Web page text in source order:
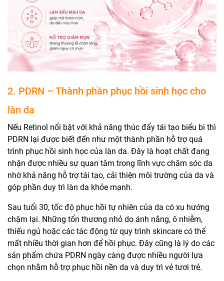
2. PDRN – Thành phần phục hồi sinh học cho
làn da
Nếu Retinol nổi bật với khả năng thúc đẩy tái tạo biểu bì thì
PDRN lại được biết đến như một thành phần hỗ trợ quá
trình phục hồi sinh học của làn da. Đây là hoạt chất đang
nhận được nhiều sự quan tâm trong lĩnh vực chăm sóc da
nhờ khả năng hỗ trợ tái tạo, cải thiện môi trường của da và
góp phần duy trì làn da khỏe mạnh.
Sau tuổi 30, tốc độ phục hồi tự nhiên của da có xu hướng
chậm lại. Những tổn thương nhỏ do ánh nắng, ô nhiễm,
thiếu ngủ hoặc các tác động từ quy trình skincare có thể
mất nhiều thời gian hơn để hồi phục. Đây cũng là lý do các
sản phẩm chứa PDRN ngày càng được nhiều người lựa
chọn nhằm hỗ trợ phục hồi nền da và duy trì vẻ tươi trẻ.